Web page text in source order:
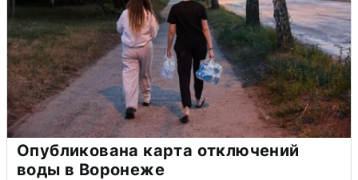
Опубликована карта отключений
воды в Воронеже